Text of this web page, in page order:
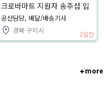
크로바마트 지원자 송주섭 입
니다
공산담당, 배달/배송기사
경북 구미시
2일전
more